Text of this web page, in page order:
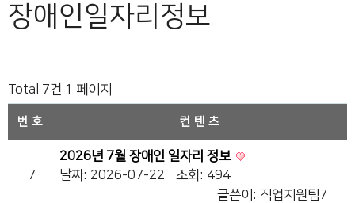
장애인일자리정보
Total 7건 1 페이지
번호 컨텐츠
7
2026년 7월 장애인 일자리 정보
날짜: 2026-07-22
조회: 494
글쓴이: 직업지원팀7